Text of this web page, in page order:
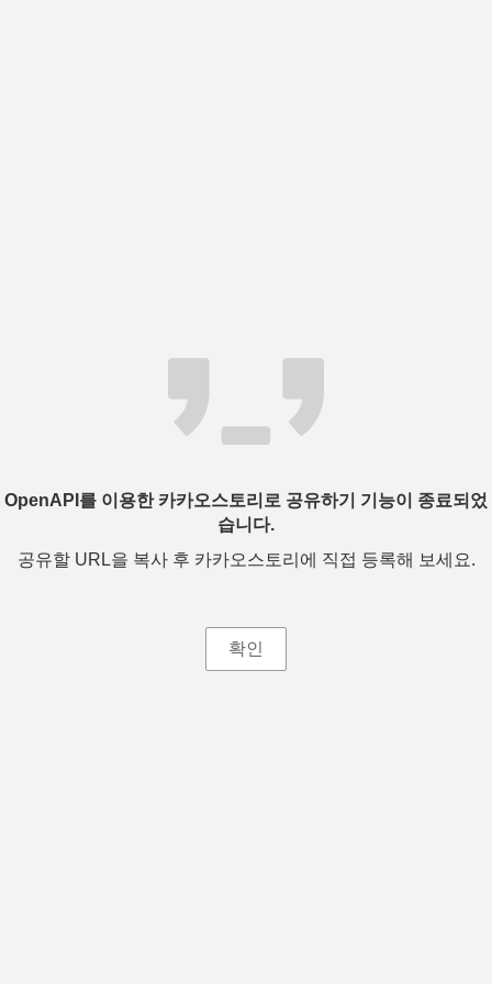
OpenAPI를 이용한 카카오스토리로 공유하기 기능이 종료되었
습니다.
공유할 URL을 복사 후 카카오스토리에 직접 등록해 보세요.
확인